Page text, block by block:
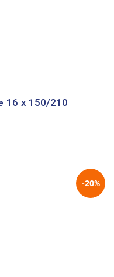
16 x 150/210
-20%